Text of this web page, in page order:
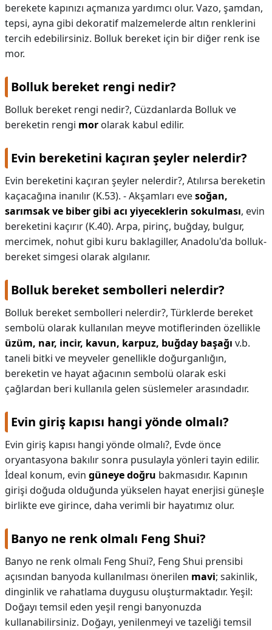
berekete kapınızı açmanıza yardımcı olur. Vazo, şamdan,
tepsi, ayna gibi dekoratif malzemelerde altın renklerini
tercih edebilirsiniz. Bolluk bereket için bir diğer renk ise
mor.
Bolluk bereket rengi nedir?
Bolluk bereket rengi nedir?, Cüzdanlarda Bolluk ve
bereketin rengi mor olarak kabul edilir.
Evin bereketini kaçıran şeyler nelerdir?
Evin bereketini kaçıran şeyler nelerdir?, Atılırsa bereketin
kaçacağına inanılır (K.53). - Akşamları evesoğan,
sarımsak ve biber gibi acı yiyeceklerin sokulması, evin
bereketini kaçırır (K.40). Arpa, pirinç, buğday, bulgur,
mercimek, nohut gibi kuru baklagiller, Anadolu'da bolluk-
bereket simgesi olarak algılanır.
Bolluk bereket sembolleri nelerdir?
Bolluk bereket sembolleri nelerdir?, Türklerde bereket
sembolü olarak kullanılan meyve motiflerinden özellikle
üzüm, nar, incir, kavun, karpuz, buğday başağı v.b.
taneli bitki ve meyveler genellikle doğurganlığın,
bereketin ve hayat ağacının sembolü olarak eski
çağlardan beri kullanıla gelen süslemeler arasındadır.
Evin giriş kapısı hangi yönde olmalı?
Evin giriş kapısı hangi yönde olmalı?, Evde önce
oryantasyona bakılır sonra pusulayla yönleri tayin edilir.
İdeal konum, evin güneye doğru bakmasıdır. Kapının
girişi doğuda olduğunda yükselen hayat enerjisi güneşle
birlikte eve girince, daha verimli bir hayatımız olur.
Banyo ne renk olmalı Feng Shui?
Banyo ne renk olmalı Feng Shui?, Feng Shui prensibi
açısından banyoda kullanılması önerilen mavi; sakinlik,
dinginlik ve rahatlama duygusu oluşturmaktadır. Yeşil:
Doğayı temsil eden yeşil rengi banyonuzda
kullanabilirsiniz. Doğayı, yenilenmeyi ve tazeliği temsil